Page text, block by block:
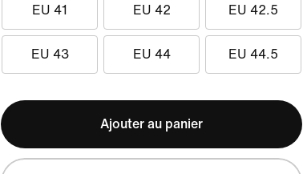
EU 41 EU 42 EU 42.5
EU 43 EU 44 EU 44.5
Ajouter au panier